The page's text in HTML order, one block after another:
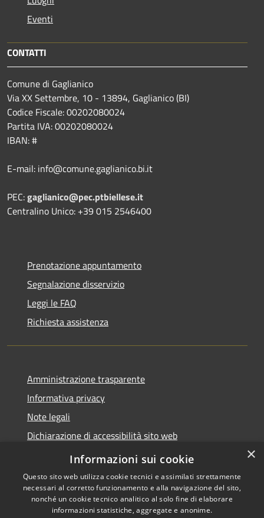
Eventi
CONTATTI
Comune di Gaglianico
Via XX Settembre, 10 - 13894, Gaglianico (BI)
Codice Fiscale: 00202080024
Partita IVA: 00202080024
IBAN: #
E-mail: info@comune.gaglianico.bi.it
PEC:gaglianico@pec.ptbiellese.it
Centralino Unico: +39 015 2546400
Prenotazione appuntamento
Segnalazione disservizio
Leggi le FAQ
Richiesta assistenza
Amministrazione trasparente
Informativa privacy
Note legali
Dichiarazione di accessibilità sito web
WhistleblowingPA
Copyright © 2026 • Comune di
×
Informazioni sui cookie
Questo sito web utilizza cookie tecnici e assimilati strettamente
necessari al corretto funzionamento e alla navigazione del sito,
nonché un cookie tecnico analitico al solo fine di elaborare
informazioni statistiche, aggregate e anonime.